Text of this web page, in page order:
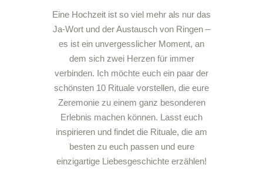
Eine Hochzeit ist so viel mehr als nur das
Ja-Wort und der Austausch von Ringen –
es ist ein unvergesslicher Moment, an
dem sich zwei Herzen für immer
verbinden. Ich möchte euch ein paar der
schönsten 10 Rituale vorstellen, die eure
Zeremonie zu einem ganz besonderen
Erlebnis machen können. Lasst euch
inspirieren und findet die Rituale, die am
besten zu euch passen und eure
einzigartige Liebesgeschichte erzählen!